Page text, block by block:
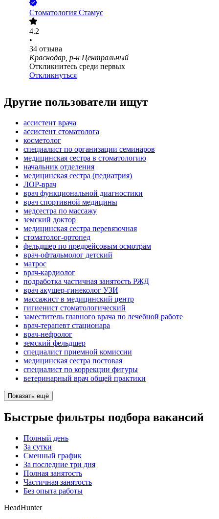
Стоматология Стамус
4.2
•
34 отзыва
Краснодар, р-н Центральный
Откликнитесь среди первых
Откликнуться
Другие пользователи ищут
ассистент врача
ассистент стоматолога
косметолог
специалист по организации семинаров
медицинская сестра в стоматологию
начальник отделения
медицинская сестра (педиатрия)
ЛОР-врач
врач функциональной диагностики
врач спортивной медицины
медсестра по массажу
земский доктор
медицинская сестра перевязочная
стоматолог-ортопед
фельдшер по предрейсовым осмотрам
врач-офтальмолог детский
матрос
врач-кардиолог
подработка частичная занятость РЖД
врач акушер-гинеколог УЗИ
массажист в медицинский центр
гигиенист стоматологический
заместитель главного врача по лечебной работе
врач-терапевт стационара
врач-нефролог
земский фельдшер
специалист приемной комиссии
медицинская сестра постовая
специалист по коррекции фигуры
ветеринарный врач общей практики
Показать ещё
Быстрые фильтры подбора вакансий
Полный день
За сутки
Сменный график
За последние три дня
Полная занятость
Частичная занятость
Без опыта работы
HeadHunter